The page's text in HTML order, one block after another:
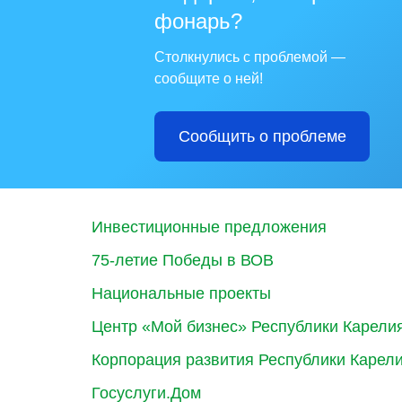
фонарь?
Столкнулись с проблемой —
сообщите о ней!
Сообщить о проблеме
Инвестиционные предложения
75-летие Победы в ВОВ
Национальные проекты
Центр «Мой бизнес» Республики
Корпорация развития Республики
Госуслуги.Дом